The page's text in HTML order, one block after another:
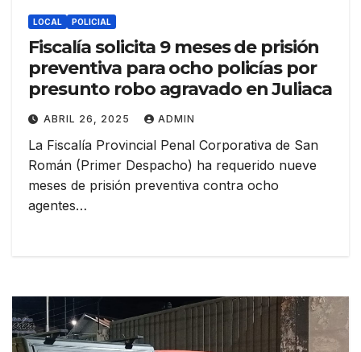
LOCAL POLICIAL
Fiscalía solicita 9 meses de prisión
preventiva para ocho policías por
presunto robo agravado en Juliaca
ABRIL 26, 2025 ADMIN
La Fiscalía Provincial Penal Corporativa de San
Román (Primer Despacho) ha requerido nueve
meses de prisión preventiva contra ocho
agentes…